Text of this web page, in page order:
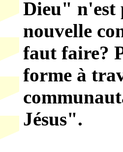
Dieu" n'est
nouvelle
faut faire?
forme à
Jésus".